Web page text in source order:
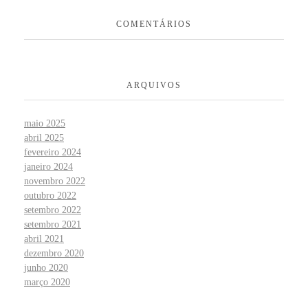
COMENTÁRIOS
ARQUIVOS
maio 2025
abril 2025
fevereiro 2024
janeiro 2024
novembro 2022
outubro 2022
setembro 2022
setembro 2021
abril 2021
dezembro 2020
junho 2020
março 2020